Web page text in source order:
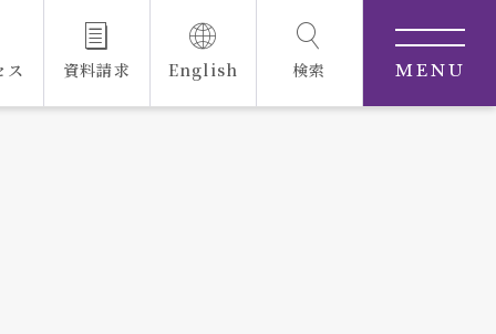
ス 資料請求 English 検索 MENU